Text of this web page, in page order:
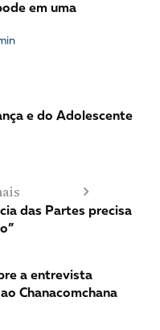
em uma
e do Adolescente
das Partes precisa
a entrevista
Chanacomchana